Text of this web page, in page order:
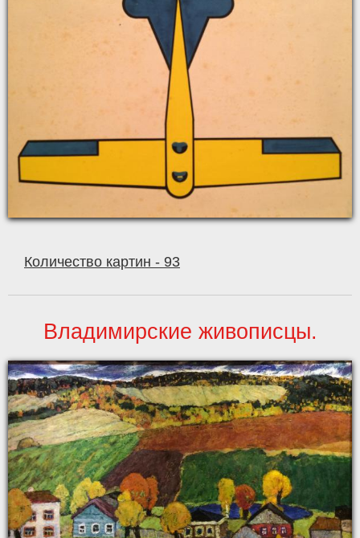
Количество картин - 93
Владимирские живописцы.